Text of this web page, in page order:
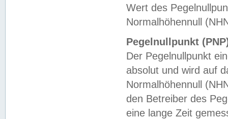
Wert des
Normalhöhennull
Pegelnullpunkt
Der Pegelnullpunkt
absolut und wird auf
Normalhöhennull
den Betreiber des
eine lange Zeit